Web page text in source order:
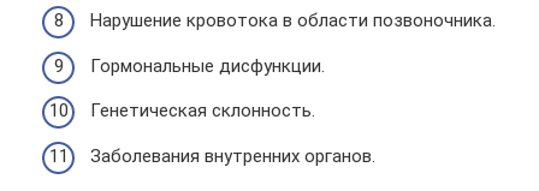
Нарушение кровотока в области позвоночника.
Гормональные дисфункции.
Генетическая склонность.
Заболевания внутренних органов.